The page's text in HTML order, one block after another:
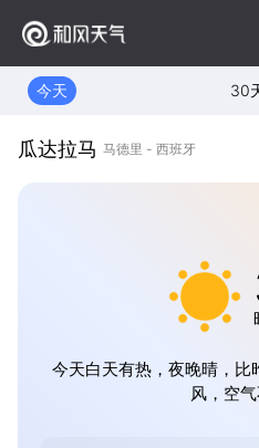
今天 30
瓜达拉马 马德里 - 西班牙
今天白天有热，夜晚晴，比
风，空气